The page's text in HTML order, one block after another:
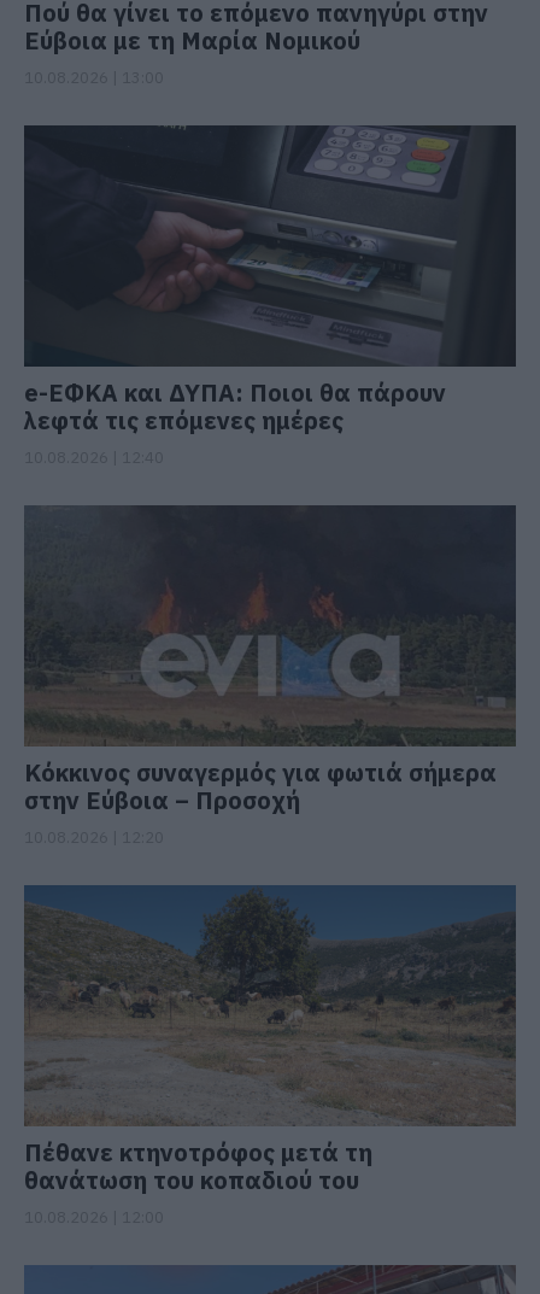
Πού θα γίνει το επόμενο πανηγύρι στην
Εύβοια με τη Μαρία Νομικού
e-ΕΦΚΑ και ΔΥΠΑ: Ποιοι θα πάρουν
λεφτά τις επόμενες ημέρες
Κόκκινος συναγερμός για φωτιά σήμερα
στην Εύβοια – Προσοχή
Πέθανε κτηνοτρόφος μετά τη
θανάτωση του κοπαδιού του